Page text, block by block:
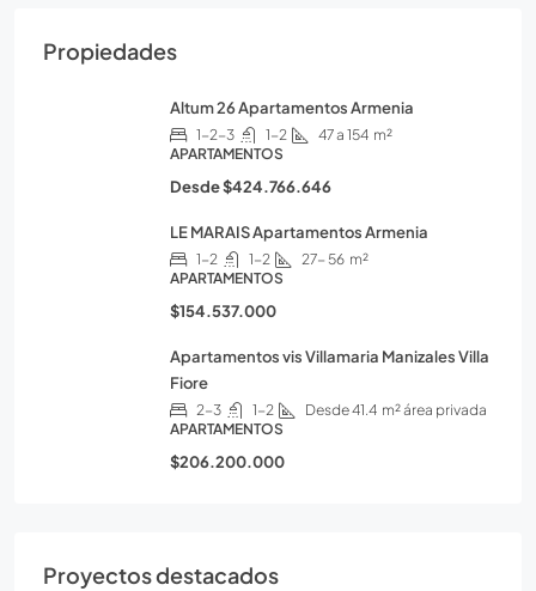
Propiedades
Altum 26 Apartamentos Armenia
1-2-3 1-2 47 a 154 m²
APARTAMENTOS
Desde$424.766.646
LE MARAIS Apartamentos Armenia
1-2 1-2 27- 56 m²
APARTAMENTOS
$154.537.000
Apartamentos vis Villamaria Manizales Villa
Fiore
2-3 1-2 Desde 41.4 m² área privada
APARTAMENTOS
$206.200.000
Proyectos destacados